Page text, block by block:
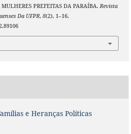
PREFEITAS DA PARAÍBA. Revista
Da UFPR, 8(2), 1–16.
e Heranças Políticas